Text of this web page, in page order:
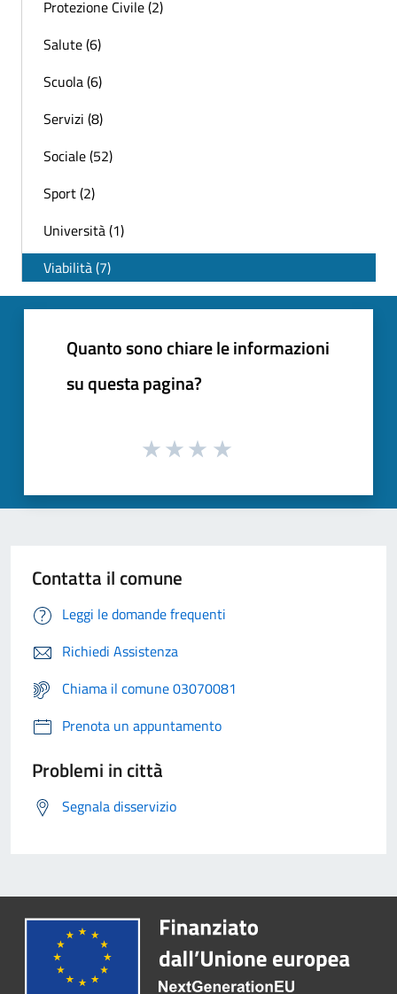
Protezione Civile (2)
Salute (6)
Scuola (6)
Servizi (8)
Sociale (52)
Sport (2)
Università (1)
Viabilità (7)
Quanto sono chiare le informazioni
su questa pagina?
Contatta il comune
Leggi le domande frequenti
Richiedi Assistenza
Chiama il comune 03070081
Prenota un appuntamento
Problemi in città
Segnala disservizio